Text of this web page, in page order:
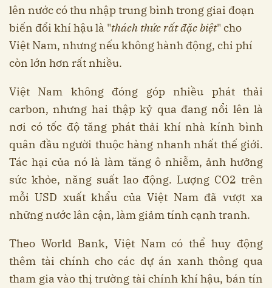
lên nước có thu nhập trung bình trong giai đoạn
biến đổi khí hậu là "thách thức rất đặc biệt" cho
Việt Nam, nhưng nếu không hành động, chi phí
còn lớn hơn rất nhiều.
Việt Nam không đóng góp nhiều phát thải
carbon, nhưng hai thập kỷ qua đang nổi lên là
nơi có tốc độ tăng phát thải khí nhà kính bình
quân đầu người thuộc hàng nhanh nhất thế giới.
Tác hại của nó là làm tăng ô nhiễm, ảnh hưởng
sức khỏe, năng suất lao động. Lượng CO2 trên
mỗi USD xuất khẩu của Việt Nam đã vượt xa
những nước lân cận, làm giảm tính cạnh tranh.
Theo World Bank, Việt Nam có thể huy động
thêm tài chính cho các dự án xanh thông qua
tham gia vào thị trường tài chính khí hậu, bán tín